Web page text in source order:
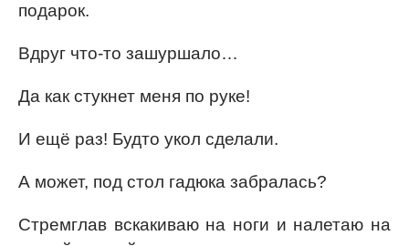
подарок.
Вдруг что-то зашуршало…
Да как стукнет меня по руке!
И ещё раз! Будто укол сделали.
А может, под стол гадюка забралась?
Стремглав вскакиваю на ноги и налетаю на